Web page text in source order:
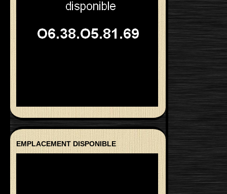
EMPLACEMENT DISPONIBLE